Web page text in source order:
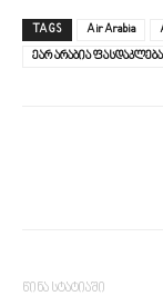
TAGS Air Arabia
ეარ არაბია ფასდაკლება
წინა სტატიაში